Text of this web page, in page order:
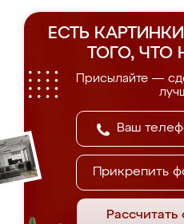
ЕСТЬ
ТОГО, ЧТО
Присылайте —
Прикрепить
Рассчитать